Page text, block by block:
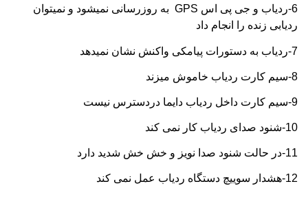
6-ردیاب و جی پی اس GPS به روزرسانی نمیشود و نمیتوان
ردیابی زنده را انجام داد
7-ردیاب به دستورات پیامکی واکنش نشان نمیدهد
8-سیم کارت ردیاب خاموش میزند
9-سیم کارت داخل ردیاب دایما دردسترس نیست
10-شنود صدای ردیاب کار نمی کند
11-در حالت شنود صدا نویز و خش خش شدید دارد
12-هشدار سوییچ دستگاه ردیاب عمل نمی کند